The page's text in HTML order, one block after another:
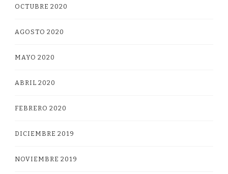
OCTUBRE 2020
AGOSTO 2020
MAYO 2020
ABRIL 2020
FEBRERO 2020
DICIEMBRE 2019
NOVIEMBRE 2019